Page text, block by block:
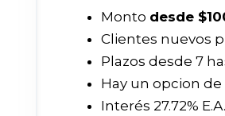
Monto desde
Clientes nuevos
Plazos desde 7
Hay un opcion
Interés 27.72% Е.А.